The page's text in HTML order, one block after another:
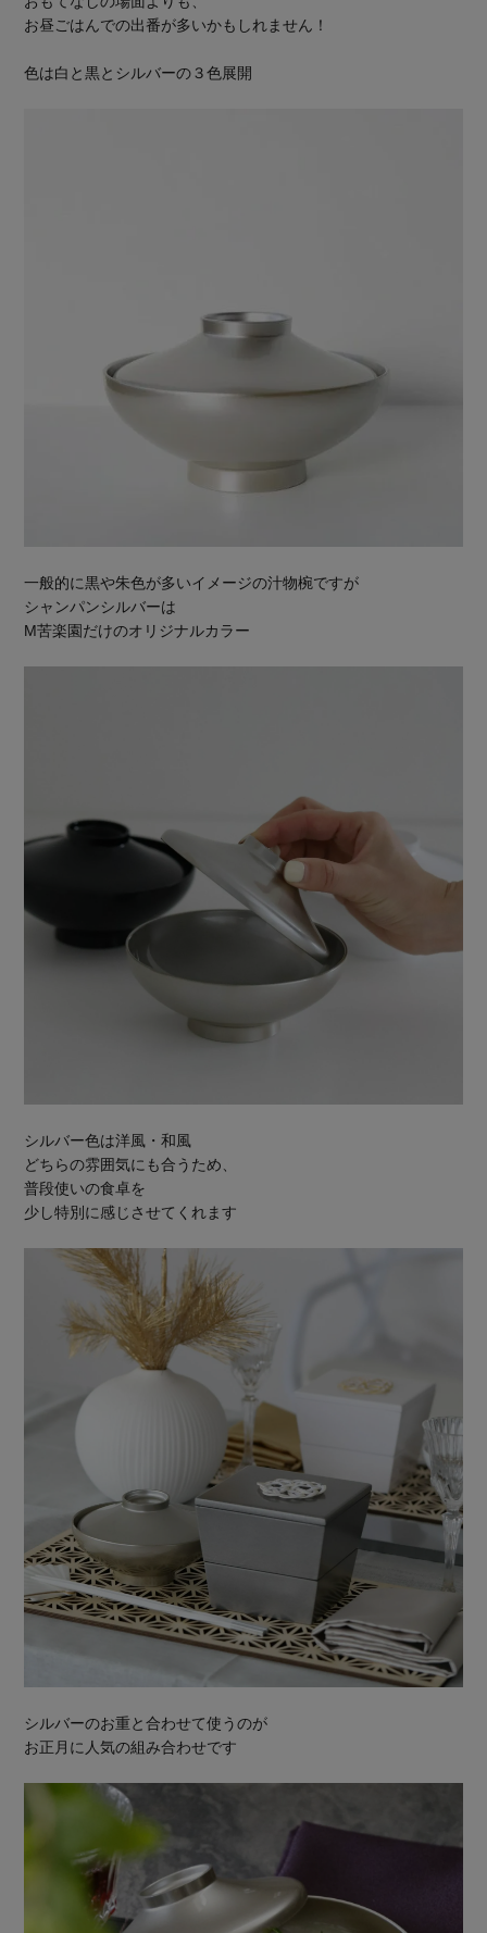
お昼ごはんでの出番が多いかもしれません！
色は白と黒とシルバーの３色展開
一般的に黒や朱色が多いイメージの汁物椀ですが
シャンパンシルバーは
M苦楽園だけのオリジナルカラー
シルバー色は洋風・和風
どちらの雰囲気にも合うため、
普段使いの食卓を
少し特別に感じさせてくれます
シルバーのお重と合わせて使うのが
お正月に人気の組み合わせです